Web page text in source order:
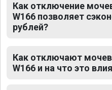
Как отключение
W166 позволяет
рублей?
Как отключают
W166 и на что это